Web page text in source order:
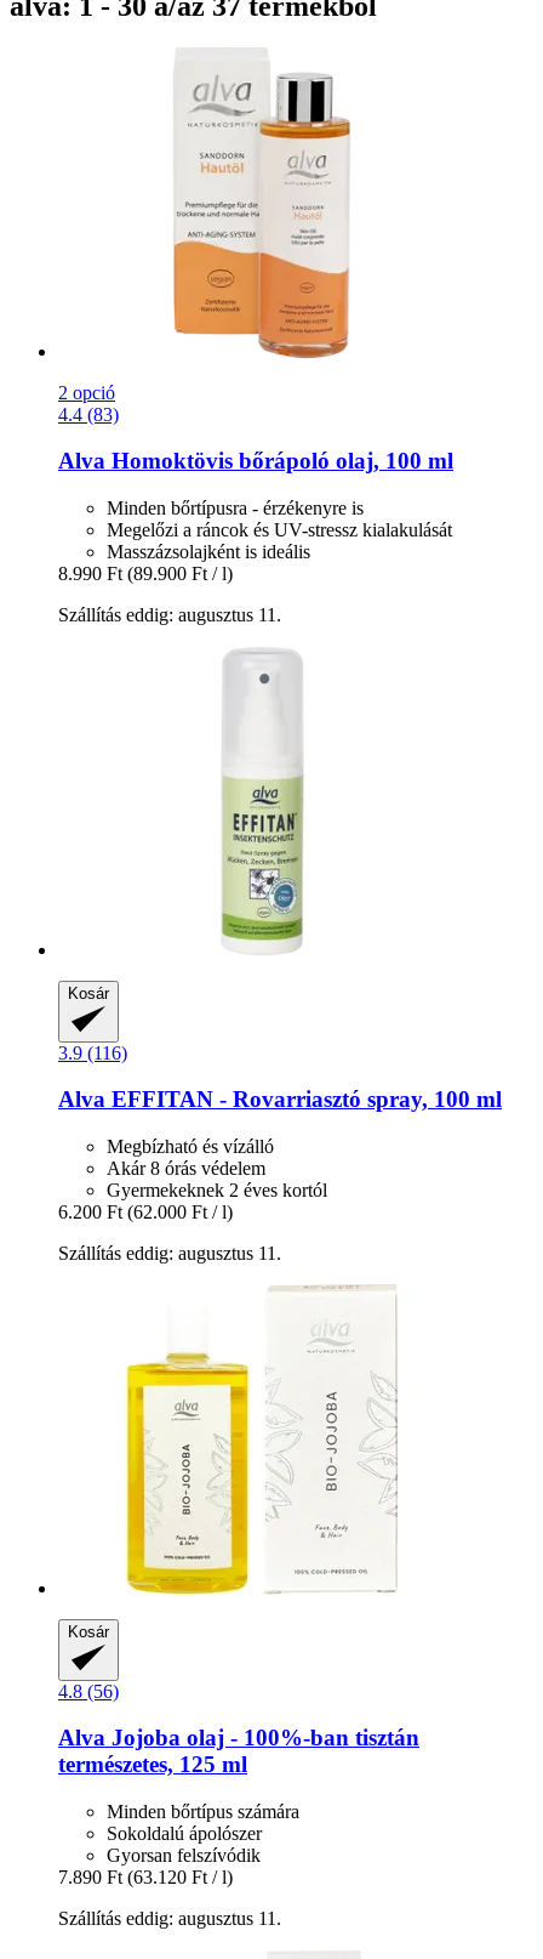
2 opció
4.4 (83)
Alva Homoktövis bőrápoló olaj, 100 ml
Minden bőrtípusra - érzékenyre is
Megelőzi a ráncok és UV-stressz kialakulását
Masszázsolajként is ideális
8.990 Ft (89.900 Ft / l)
Szállítás eddig: augusztus 11.
Kosár
3.9 (116)
Alva EFFITAN -​ Rovarriasztó spray, 100 ml
Megbízható és vízálló
Akár 8 órás védelem
Gyermekeknek 2 éves kortól
6.200 Ft (62.000 Ft / l)
Szállítás eddig: augusztus 11.
Kosár
4.8 (56)
Alva Jojoba olaj -​ 100%-​ban tisztán
természetes, 125 ml
Minden bőrtípus számára
Sokoldalú ápolószer
Gyorsan felszívódik
7.890 Ft (63.120 Ft / l)
Szállítás eddig: augusztus 11.